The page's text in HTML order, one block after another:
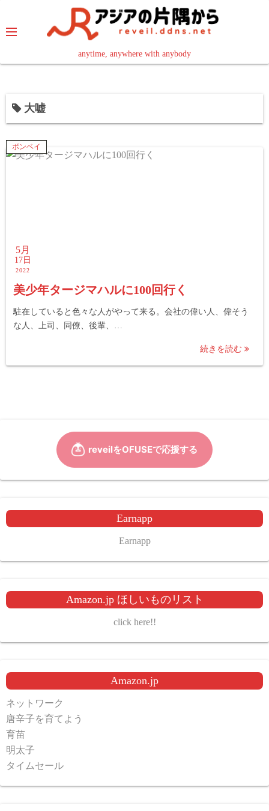
テ
プ
anytime, anywhere with anybody
read in your language
大嘘
ボンベイ
5月
17日
2022
美少年タージマハルに100回行く
駐在していると色々な人がやって来る。会社の偉い人、偉そう
な人、上司、同僚、後輩、…
続きを読む
Earnapp
Earnapp
Amazon.jp ほしいものリスト
click here!!
Amazon.jp
ネットワーク
唐辛子を育てよう
育苗
明太子
タイムセール